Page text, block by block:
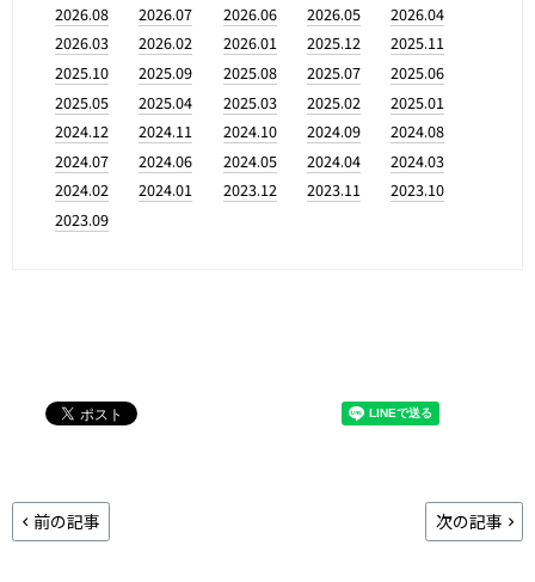
2026.08 2026.07 2026.06 2026.05
2026.04
2026.03
2026.02 2026.01 2025.12
2025.11
2025.10
2025.09 2025.08 2025.07
2025.06
2025.05
2025.04 2025.03 2025.02
2025.01
2024.12
2024.11 2024.10 2024.09
2024.08
2024.07
2024.06 2024.05 2024.04
2024.03
2024.02
2024.01 2023.12 2023.11
2023.10
2023.09
前の記事 次の記事